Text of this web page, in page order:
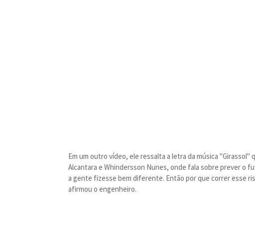
Em um outro vídeo, ele ressalta a letra da música
Alcantara e Whindersson Nunes, onde fala sobre prever o
a gente fizesse bem diferente. Então por que correr esse
afirmou o engenheiro.